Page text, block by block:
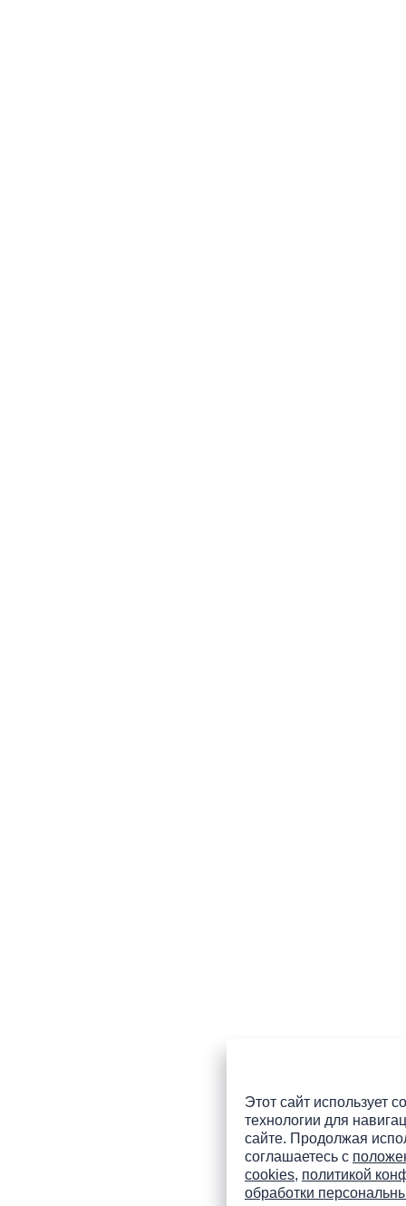
Этот сайт использует
технологии для
сайте. Продолжая
соглашаетесь с
cookies, политикой
обработки